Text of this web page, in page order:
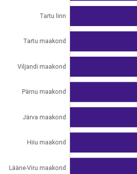
Tartu linn
Tartu maakond
Viljandi maakond
Pärnu maakond
Järva maakond
Hiiu maakond
Lääne-Viru maakond